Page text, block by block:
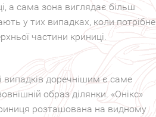
а сама зона виглядає більш
у тих випадках, коли потрібне
частини криниці.
випадків доречнішим є саме
образ ділянки. «Онікс»
розташована на видному